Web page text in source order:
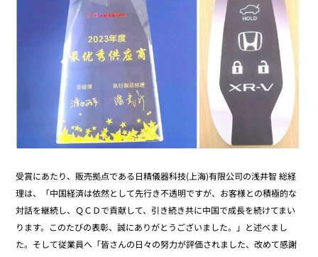
受賞にあたり、販売拠点である日精儀器科技(上海)有限公司の浅井智 総経
理は、「中国経済は依然として先行き不透明ですが、お客様との積極的な
対話を継続し、ＱＣＤで貢献して、引き続き共に中国で成長を続けてまい
ります。このたびの表彰、誠にありがとうございました。」と述べまし
た。そして従業員へ「皆さんの日々の努力が評価されました、改めて感謝